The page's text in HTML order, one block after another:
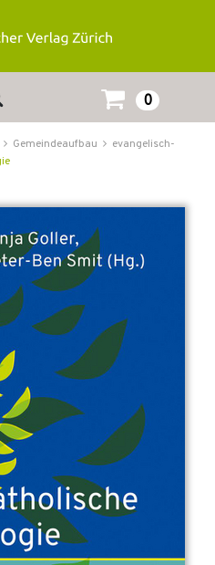
0
Gemeindeaufbau
evangelisch-